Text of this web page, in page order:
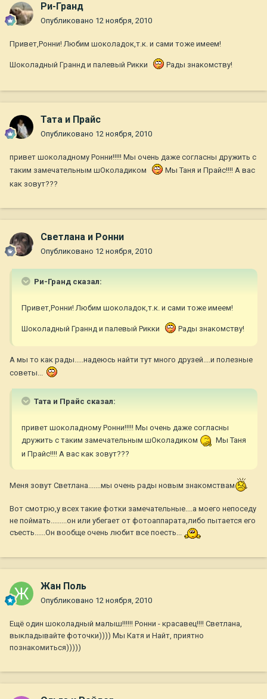
Ри-Гранд
Опубликовано 12 ноября, 2010
Привет,Ронни! Любим шоколадок,т.к. и сами тоже имеем!
Шоколадный Граннд и палевый Рикки Рады знакомству!
Тата и Прайс
Опубликовано 12 ноября, 2010
привет шоколадному Ронни!!!!! Мы очень даже согласны дружить с
таким замечательным шОколадиком
Мы Таня и Прайс!!!! А вас
как зовут???
Светлана и Ронни
Опубликовано 12 ноября, 2010
Ри-Гранд сказал:
Привет,Ронни! Любим шоколадок,т.к. и сами тоже имеем!
Шоколадный Граннд и палевый Рикки Рады знакомству!
А мы то как рады.....надеюсь найти тут много друзей....и полезные
советы...
Тата и Прайс сказал:
привет шоколадному Ронни!!!!! Мы очень даже согласны
дружить с таким замечательным шОколадиком
Мы Таня
и Прайс!!!! А вас как зовут???
Меня зовут Светлана.......мы очень рады новым знакомствам
Вот смотрю,у всех такие фотки замечательные....а моего непоседу
не поймать.........он или убегает от фотоаппарата,либо пытается его
съесть......Он вообще очень любит все поесть...
Жан Поль
Опубликовано 12 ноября, 2010
Ещё один шоколадный малыш!!!!!! Ронни - красавец!!!! Светлана,
выкладывайте фоточки)))) Мы Катя и Найт, приятно
познакомиться)))))